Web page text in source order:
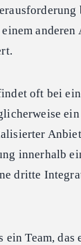
oft bei
innerhalb
dritte
ein Team,